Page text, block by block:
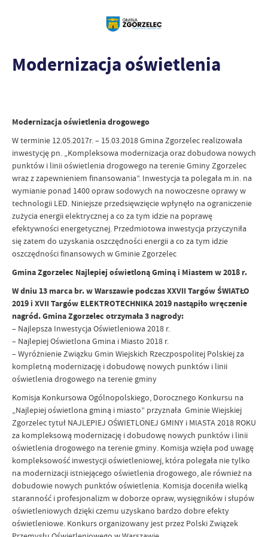
Modernizacja oświetlenia
Modernizacja oświetlenia drogowego
W terminie 12.05.2017r. – 15.03.2018 Gmina Zgorzelec realizowała
inwestycję pn. „Kompleksowa modernizacja oraz dobudowa nowych
punktów i linii oświetlenia drogowego na terenie Gminy Zgorzelec
wraz z zapewnieniem finansowania”. Inwestycja ta polegała m.in. na
wymianie ponad 1400 opraw sodowych na nowoczesne oprawy w
technologii LED. Niniejsze przedsięwzięcie wpłynęło na ograniczenie
zużycia energii elektrycznej a co za tym idzie na poprawę
efektywności energetycznej. Przedmiotowa inwestycja przyczyniła
się zatem do uzyskania oszczędności energii a co za tym idzie
oszczędności finansowych w Gminie Zgorzelec
Gmina Zgorzelec Najlepiej oświetloną Gminą i Miastem w 2018 r.
W dniu 13 marca br. w Warszawie podczas XXVII Targów ŚWIATŁO
2019 i XVII Targów ELEKTROTECHNIKA 2019 nastąpiło wręczenie
nagród. Gmina Zgorzelec otrzymała 3 nagrody:
– Najlepsza Inwestycja Oświetleniowa 2018 r.
– Najlepiej Oświetlona Gmina i Miasto 2018 r.
– Wyróżnienie Związku Gmin Wiejskich Rzeczpospolitej Polskiej za
kompletną modernizację i dobudowę nowych punktów i linii
oświetlenia drogowego na terenie gminy
Komisja Konkursowa Ogólnopolskiego, Dorocznego Konkursu na
„Najlepiej oświetlona gminą i miasto” przyznała Gminie Wiejskiej
Zgorzelec tytuł NAJLEPIEJ OŚWIETLONEJ GMINY i MIASTA 2018 ROKU
za kompleksową modernizację i dobudowę nowych punktów i linii
oświetlenia drogowego na terenie gminy. Komisja wzięła pod uwagę
kompleksowość inwestycji oświetleniowej, która polegała nie tylko
na modernizacji istniejącego oświetlenia drogowego, ale również na
dobudowie nowych punktów oświetlenia. Komisja doceniła wielką
staranność i profesjonalizm w doborze opraw, wysięgników i słupów
oświetleniowych dzięki czemu uzyskano bardzo dobre efekty
oświetleniowe. Konkurs organizowany jest przez Polski Związek